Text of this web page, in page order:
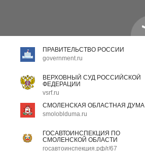
ПРАВИТЕЛЬСТВО РОССИИ
government.ru
ВЕРХОВНЫЙ СУД РОССИЙСКОЙ
ФЕДЕРАЦИИ
vsrf.ru
СМОЛЕНСКАЯ ОБЛАСТНАЯ ДУМА
smoloblduma.ru
ГОСАВТОИНСПЕКЦИЯ ПО
СМОЛЕНСКОЙ ОБЛАСТИ
госавтоинспекция.рф/r/67